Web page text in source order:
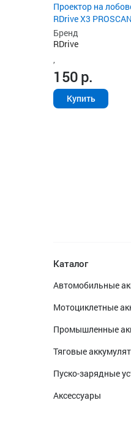
Проектор на
RDrive X3 PROSCAN
Бренд
RDrive
,
150р.
Купить
Каталог
Автомобильные
Мотоциклетные
Промышленные
Тяговые
Пуско-зарядные
Аксессуары